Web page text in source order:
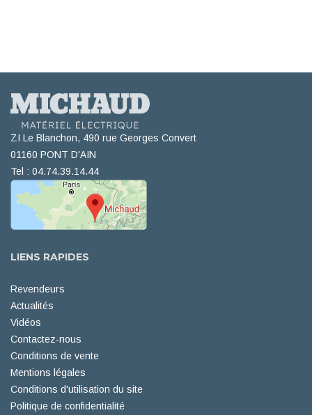
ZI Le Blanchon, 490 rue Georges Convert
01160 PONT D'AIN
Tel : 04.74.39.14.44
LIENS RAPIDES
Revendeurs
Actualités
Vidéos
Contactez-nous
Conditions de vente
Mentions légales
Conditions d'utilisation du site
Politique de confidentialité